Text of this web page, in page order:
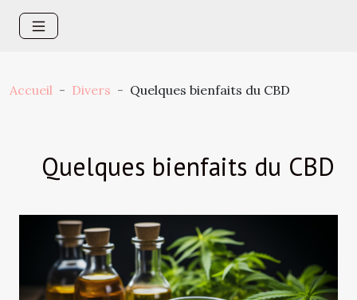
Accueil Divers Quelques bienfaits du CBD
Quelques bienfaits du CBD